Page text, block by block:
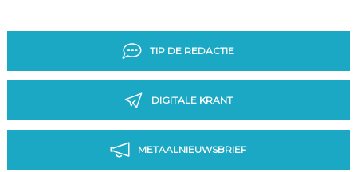
TIP DE REDACTIE
DIGITALE KRANT
METAALNIEUWSBRIEF